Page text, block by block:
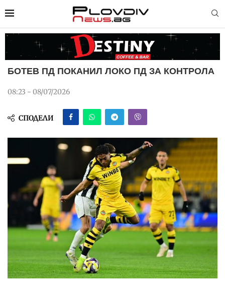
БОТЕВ ПД ПОКАНИЛ ЛОКО ПД ЗА КОНТРОЛА
08:23 - 08/07/2026
СПОДЕЛИ